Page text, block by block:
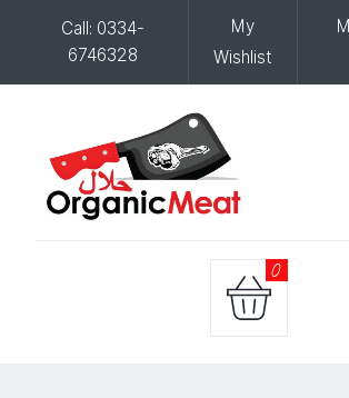
Call: 0334-
6746328
My
Wishlist
0